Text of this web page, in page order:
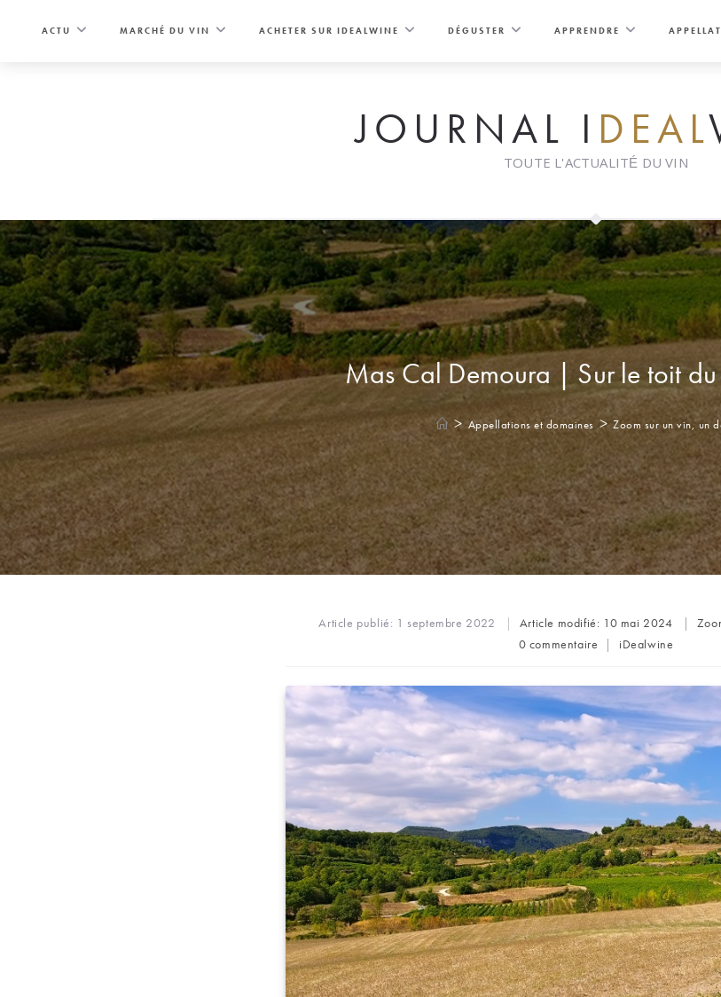
ACTU MARCHÉ DU VIN ACHETER SUR IDEALWINE DÉGUSTER APPRENDRE
JOURNAL I DEAL
TOUTE L'ACTUALITÉ DU VIN
Mas Cal Demoura | Sur le toit
> Appellations et domaines > Zoom sur un vin, un
Article publié: 1 septembre 2022 Article modifié: 10 mai 2024
Post
Commentaires
publication :
0 commentaire
Auteur/autrice
publication :
iDealwine